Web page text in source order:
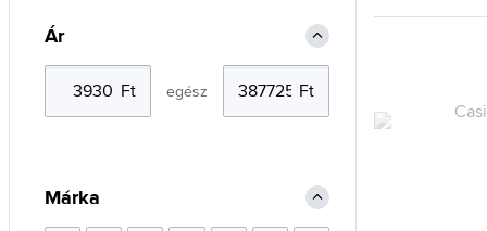
Ár
egész
Márka